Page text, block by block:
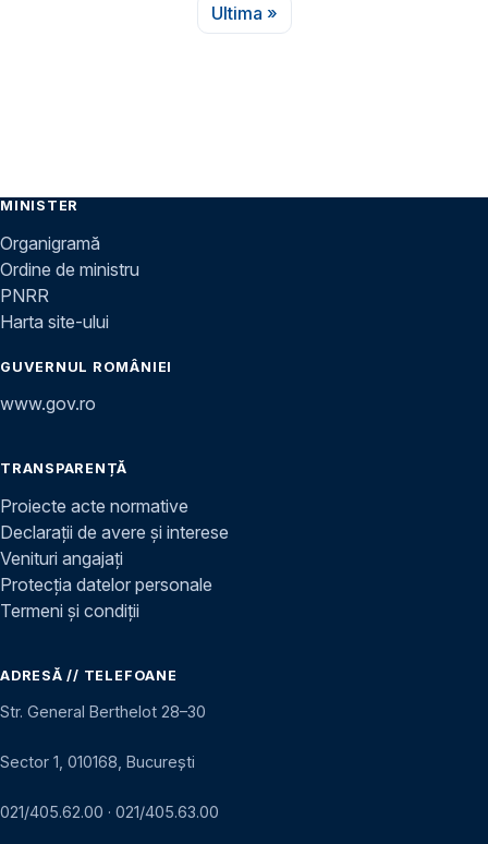
Ultima pagină
Ultima »
MINISTER
Organigramă
Ordine de ministru
PNRR
Harta site-ului
GUVERNUL ROMÂNIEI
www.gov.ro
TRANSPARENȚĂ
Proiecte acte normative
Declarații de avere și interese
Venituri angajați
Protecția datelor personale
Termeni și condiții
ADRESĂ // TELEFOANE
Str. General Berthelot 28–30
Sector 1, 010168, București
021/405.62.00 · 021/405.63.00